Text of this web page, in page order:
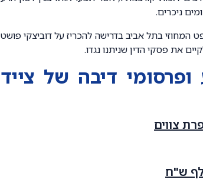
ניכרים.
המחוזי בתל אביב בדרישה להכריז על דוביצקי פושט
את פסקי הדין שניתנו נגדו.
דיבה של צייד
צווים